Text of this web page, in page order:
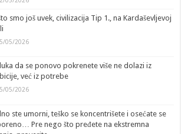
smo još uvek, civilizacija Tip 1., na Kardaševljevoj
05/2026
da se ponovo pokrenete više ne dolazi iz
već iz potrebe
05/2026
ste umorni, teško se koncentrišete i osećate se
Pre nego što pređete na ekstremna